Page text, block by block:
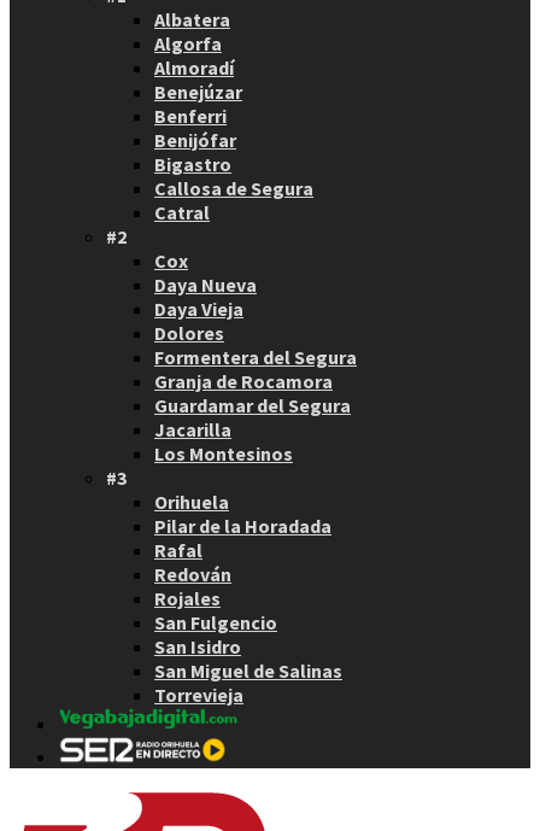
Albatera
Algorfa
Almoradí
Benejúzar
Benferri
Benijófar
Bigastro
Callosa de Segura
Catral
#2
Cox
Daya Nueva
Daya Vieja
Dolores
Formentera del Segura
Granja de Rocamora
Guardamar del Segura
Jacarilla
Los Montesinos
#3
Orihuela
Pilar de la Horadada
Rafal
Redován
Rojales
San Fulgencio
San Isidro
San Miguel de Salinas
Torrevieja